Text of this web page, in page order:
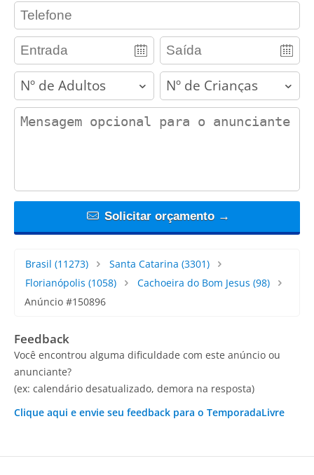
contact_phone
adults children
contact_message
Solicitar orçamento →
Brasil (11273) Santa Catarina (3301)
Florianópolis (1058) Cachoeira do Bom Jesus (98)
Anúncio #150896
Feedback
Você encontrou alguma dificuldade com este anúncio ou
anunciante?
(ex: calendário desatualizado, demora na resposta)
Clique aqui e envie seu feedback para o TemporadaLivre